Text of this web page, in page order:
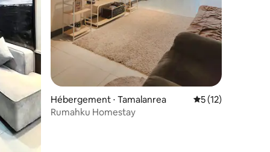
: 4,93 sur 5
Hébergement ⋅ Tamalanrea Évaluation
5 (12)
Rumahku Homestay